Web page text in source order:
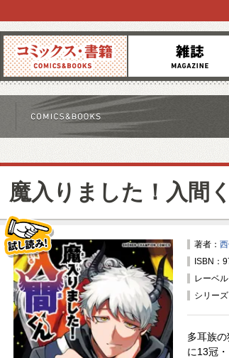
コミックス 雑誌
魔入りました！入間
著者：
ISBN：
レーベル
シリーズ
多耳族
に13冠
試し読み！